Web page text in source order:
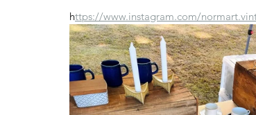
https://www.instagram.com/